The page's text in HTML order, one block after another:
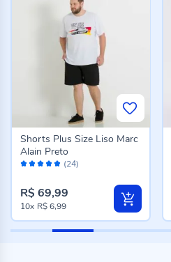
Avaliação: (24)
Shorts Plus Size Liso Marc
Alain Preto
R$ 69,99
10x R$ 6,99